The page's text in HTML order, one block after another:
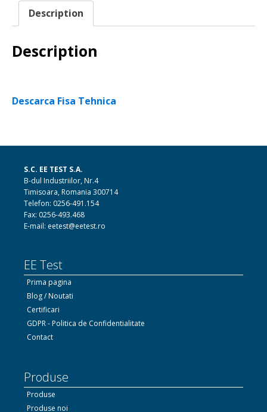
Description
Description
Descarca Fisa Tehnica
S.C. EE TEST S.A.
B-dul Industriilor, Nr.4
Timisoara, Romania 300714
Telefon: 0256-491.154
Fax: 0256-493.468
E-mail: eetest@eetest.ro
EE Test
Prima pagina
Blog / Noutati
Certificari
GDPR - Politica de Confidentialitate
Contact
Produse
Produse
Produse noi